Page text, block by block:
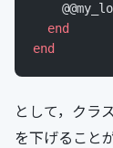
  end
end
として，クラ
を下げること